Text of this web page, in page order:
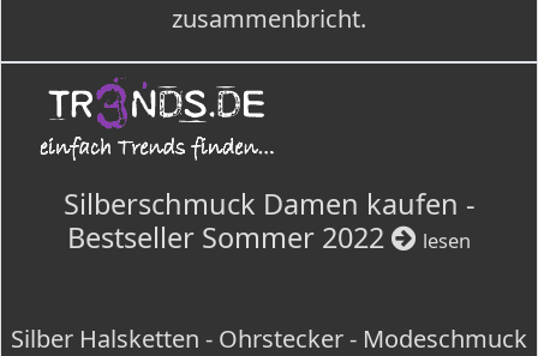
zusammenbricht.
Silberschmuck Damen kaufen -
Bestseller Sommer 2022
lesen
Silber Halsketten - Ohrstecker - Modeschmuck